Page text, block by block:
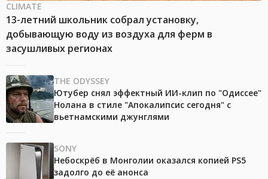
CLIMATE
13-летний школьник собрал установку,
добывающую воду из воздуха для ферм в
засушливых регионах
THE ODYSSEY
Ютубер снял эффектный ИИ-клип по "Одиссее"
Нолана в стиле "Апокалипсис сегодня" с
вьетнамскими джунглями
SONY
Небоскрёб в Монголии оказался копией PS5
задолго до её анонса